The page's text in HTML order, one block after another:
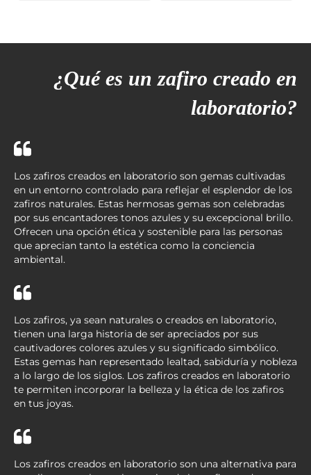
¿Qué es un zafiro creado en
laboratorio?
Los zafiros creados en laboratorio son gemas cultivadas
en un entorno controlado para reflejar el esplendor de los
zafiros naturales. Estas hermosas gemas son celebradas
por sus encantadores tonos azules y su excepcional brillo.
Ofrecen una opción ética y sostenible para las personas
que aprecian tanto la estética como la conciencia
ambiental.
Los zafiros, ya sean naturales o creados en laboratorio,
tienen una larga historia de ser apreciados por sus
cautivadores colores azules y su significado simbólico.
Estas gemas han representado lealtad, sabiduría y nobleza
a lo largo de los siglos. Los zafiros creados en laboratorio
te permiten incorporar la belleza y la ética de los zafiros
en tus joyas.
Los zafiros creados en laboratorio son una alternativa para